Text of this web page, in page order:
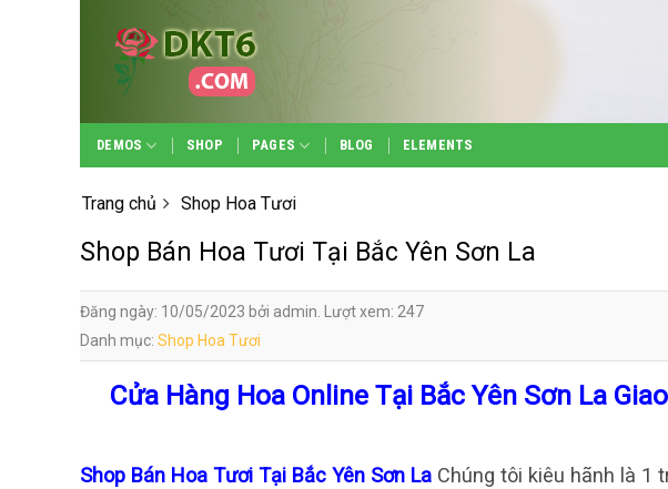
content
DEMOS SHOP PAGES BLOG ELEMENTS
Trang chủ Shop Hoa Tươi
Shop Bán Hoa Tươi Tại Bắc Yên Sơn La
Đăng ngày: 10/05/2023 bởi admin. Lượt xem: 247
Danh mục: Shop Hoa Tươi
Cửa Hàng Hoa Online Tại Bắc Yên Sơn La
Shop Bán Hoa Tươi Tại Bắc Yên Sơn La Chúng tôi kiêu hãnh là 1